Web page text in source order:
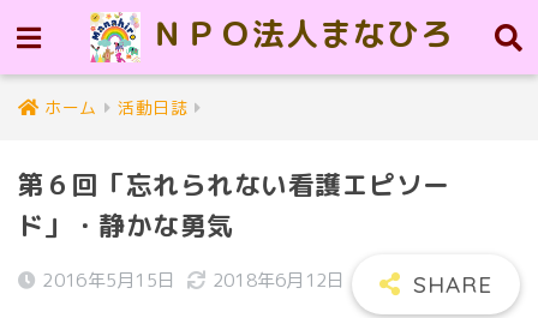
ＮＰＯ法人まなひろ
ホーム 活動日誌
第６回「忘れられない看護エピソー
ド」・静かな勇気
2016年5月15日 2018年6月12日